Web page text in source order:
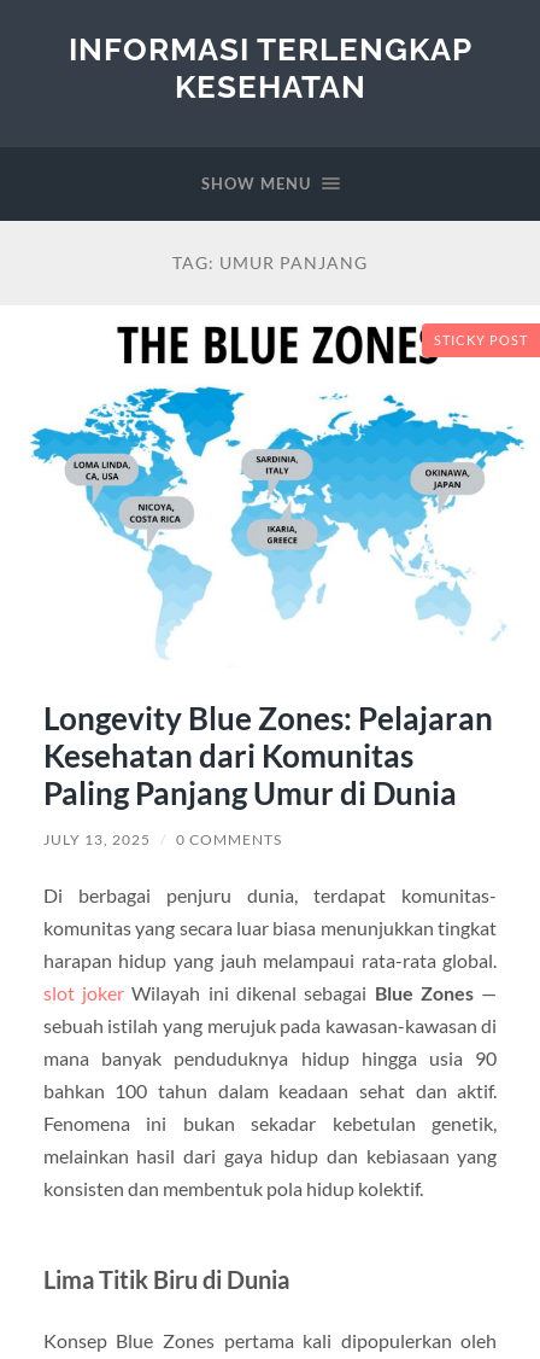
INFORMASI TERLENGKAP
KESEHATAN
SHOW MENU
TAG: UMUR PANJANG
STICKY POST
Longevity Blue Zones: Pelajaran
Kesehatan dari Komunitas
Paling Panjang Umur di Dunia
JULY 13, 2025 / 0 COMMENTS
Di berbagai penjuru dunia, terdapat komunitas-
komunitas yang secara luar biasa menunjukkan tingkat
harapan hidup yang jauh melampaui rata-rata global.
slot joker Wilayah ini dikenal sebagai Blue Zones—
sebuah istilah yang merujuk pada kawasan-kawasan di
mana banyak penduduknya hidup hingga usia 90
bahkan 100 tahun dalam keadaan sehat dan aktif.
Fenomena ini bukan sekadar kebetulan genetik,
melainkan hasil dari gaya hidup dan kebiasaan yang
konsisten dan membentuk pola hidup kolektif.
Lima Titik Biru di Dunia
Konsep Blue Zones pertama kali dipopulerkan oleh